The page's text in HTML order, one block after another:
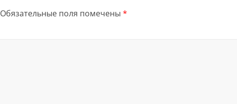
Обязательные поля помечены *